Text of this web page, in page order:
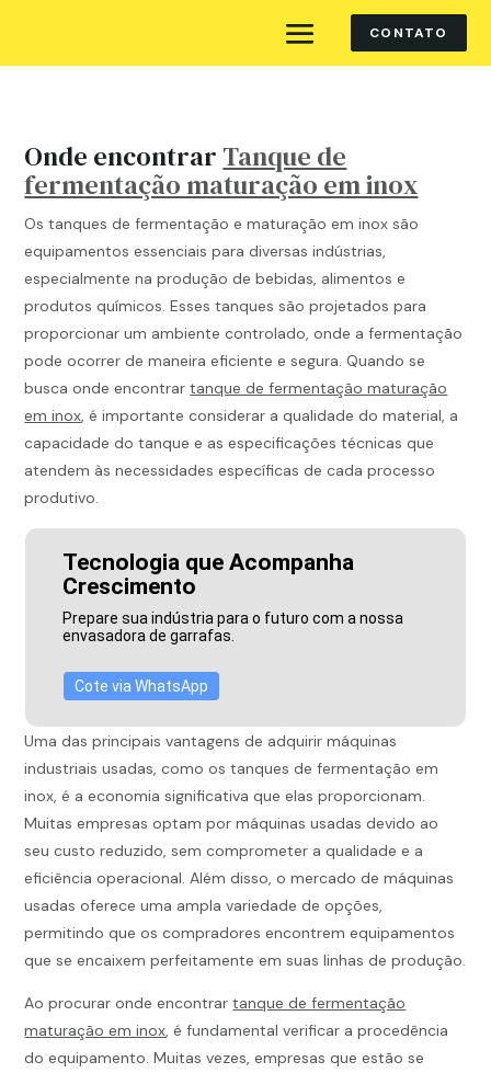
CONTATO
Onde encontrar Tanque de
fermentação maturação em inox
Os tanques de fermentação e maturação em inox são
equipamentos essenciais para diversas indústrias,
especialmente na produção de bebidas, alimentos e
produtos químicos. Esses tanques são projetados para
proporcionar um ambiente controlado, onde a fermentação
pode ocorrer de maneira eficiente e segura. Quando se
busca onde encontrartanque de fermentação maturação
em inox, é importante considerar a qualidade do material, a
capacidade do tanque e as especificações técnicas que
atendem às necessidades específicas de cada processo
produtivo.
Tecnologia que Acompanha
Crescimento
Prepare sua indústria para o futuro com a nossa
envasadora de garrafas.
Cote via WhatsApp
Uma das principais vantagens de adquirir máquinas
industriais usadas, como os tanques de fermentação em
inox, é a economia significativa que elas proporcionam.
Muitas empresas optam por máquinas usadas devido ao
seu custo reduzido, sem comprometer a qualidade e a
eficiência operacional. Além disso, o mercado de máquinas
usadas oferece uma ampla variedade de opções,
permitindo que os compradores encontrem equipamentos
que se encaixem perfeitamente em suas linhas de produção.
Ao procurar onde encontrartanque de fermentação
maturação em inox, é fundamental verificar a procedência
do equipamento. Muitas vezes, empresas que estão se